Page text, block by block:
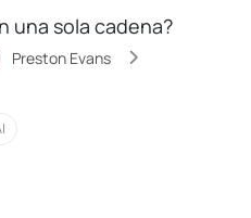
una sola cadena?
Preston Evans